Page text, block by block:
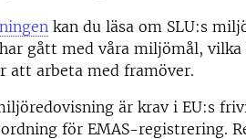
kan du läsa om SLU:s
gått med våra miljömål,
att arbeta med framöver.
är krav i EU:s
för EMAS-registrering.